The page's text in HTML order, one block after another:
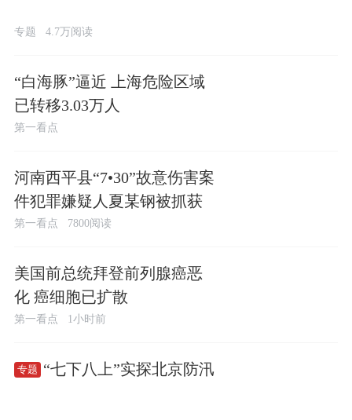
专题 4.7万阅读
“白海豚”逼近 上海危险区域
已转移3.03万人
第一看点
河南西平县“7•30”故意伤害案
件犯罪嫌疑人夏某钢被抓获
第一看点 7800阅读
美国前总统拜登前列腺癌恶
化 癌细胞已扩散
第一看点 1小时前
专题 “七下八上”实探北京防汛